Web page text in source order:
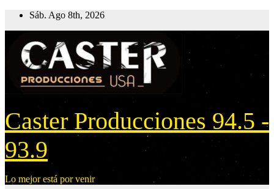
Sáb. Ago 8th, 2026
Caster Producciones 94.5 -
93.9
Lo mejor está por venir